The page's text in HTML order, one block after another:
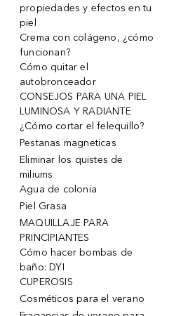
propiedades y efectos en tu
piel
Crema con colágeno, ¿cómo
funcionan?
Cómo quitar el
autobronceador
CONSEJOS PARA UNA PIEL
LUMINOSA Y RADIANTE
¿Cómo cortar el felequillo?
Pestanas magneticas
Eliminar los quistes de
miliums
Agua de colonia
Piel Grasa
MAQUILLAJE PARA
PRINCIPIANTES
Cómo hacer bombas de
baño: DYI
CUPEROSIS
Cosméticos para el verano